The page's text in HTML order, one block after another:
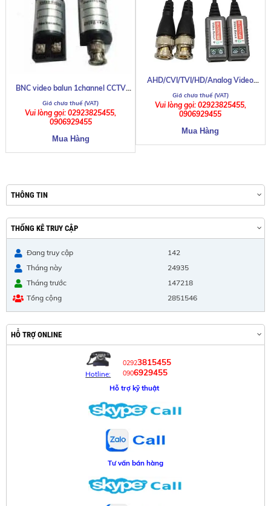
BNC video balun 1channel CCTV
coax rj45 Video balun
Vui lòng gọi: 02923825455,
0906929455
AHD/CVI/TVI/HD/Analog Video
Passive UTP Balun
Vui lòng gọi: 02923825455,
0906929455
THÔNG TIN
THỐNG KÊ TRUY CẬP
Đang truy cập
142
Tháng này
24935
Tháng trước
147218
Tổng cộng
2851546
HỖ TRỢ ONLINE
Hotline:
02923815455
0906929455
Hỗ trợ kỹ thuật
Tư vấn bán hàng